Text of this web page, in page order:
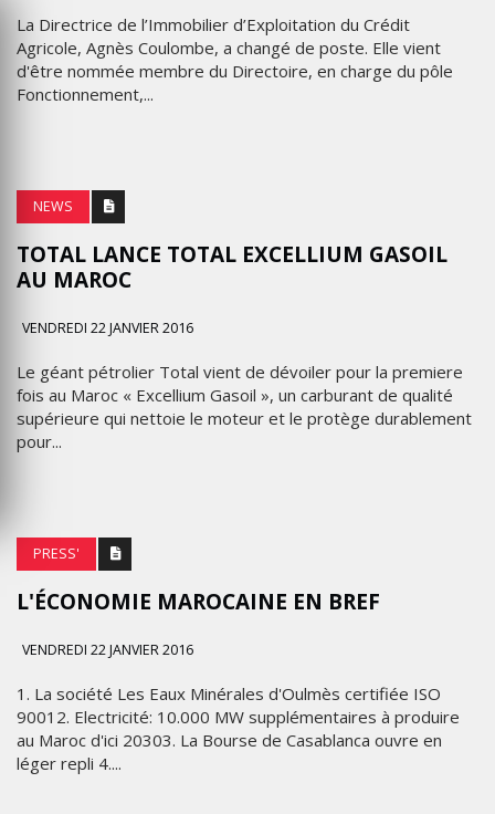
La Directrice de l’Immobilier d’Exploitation du Crédit
Agricole, Agnès Coulombe, a changé de poste. Elle vient
d'être nommée membre du Directoire, en charge du pôle
Fonctionnement,...
NEWS
TOTAL LANCE TOTAL EXCELLIUM GASOIL
AU MAROC
VENDREDI 22 JANVIER 2016
Le géant pétrolier Total vient de dévoiler pour la premiere
fois au Maroc « Excellium Gasoil », un carburant de qualité
supérieure qui nettoie le moteur et le protège durablement
pour...
PRESS'
L'ÉCONOMIE MAROCAINE EN BREF
VENDREDI 22 JANVIER 2016
1. La société Les Eaux Minérales d'Oulmès certifiée ISO
90012. Electricité: 10.000 MW supplémentaires à produire
au Maroc d'ici 20303. La Bourse de Casablanca ouvre en
léger repli 4....